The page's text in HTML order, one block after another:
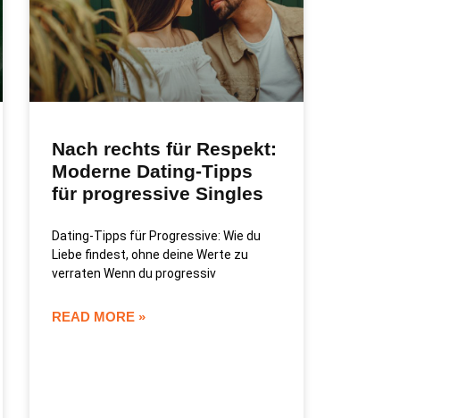
Nach rechts für Respekt:
Moderne Dating-Tipps
für progressive Singles
Dating-Tipps für Progressive: Wie du
Liebe findest, ohne deine Werte zu
verraten Wenn du progressiv
READ MORE »